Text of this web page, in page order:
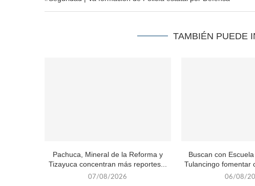
TAMBIÉN PUEDE
Pachuca, Mineral de la Reforma y
Tizayuca concentran más reportes...
07/08/2026
Buscan con
Tulancingo fomentar
06/08/